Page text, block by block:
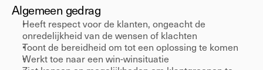
Algemeen gedrag
Heeft respect voor de klanten, ongeacht de
onredelijkheid van de wensen of klachten
Toont de bereidheid om tot een oplossing te komen
Werkt toe naar een win-winsituatie